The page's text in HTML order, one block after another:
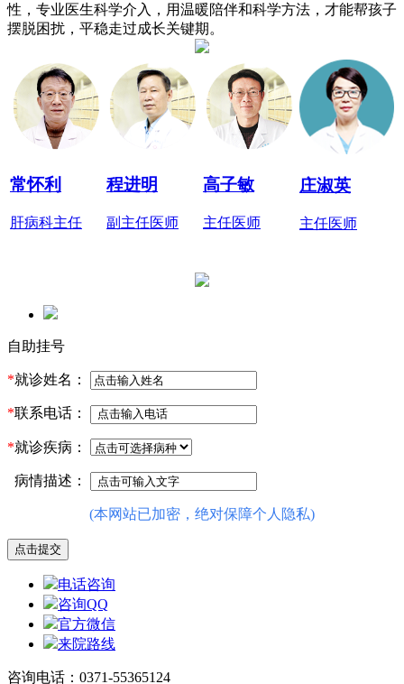
性，专业医生科学介入，用温暖陪伴和科学方法，才能帮孩子
摆脱困扰，平稳走过成长关键期。
常怀利
肝病科主任
程进明
副主任医师
高子敏
主任医师
庄淑英
主任医师
自助挂号
*就诊姓名：
*联系电话：
*就诊疾病：
病情描述：
(本网站已加密，绝对保障个人隐私)
电话咨询
咨询QQ
官方微信
来院路线
咨询电话：0371-55365124